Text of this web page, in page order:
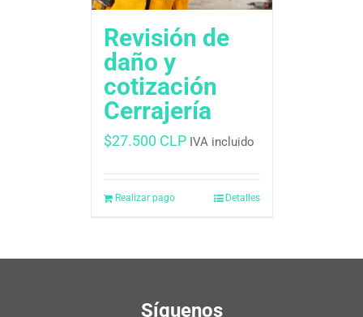
Revisión de
daño y
cotización
Cerrajería
$27.500 CLP IVA incluido
Realizar pago Detalles
Síguenos